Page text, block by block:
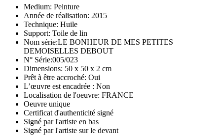
Medium: Peinture
Année de réalisation: 2015
Technique: Huile
Support: Toile de lin
Nom série:LE BONHEUR DE MES PETITES
DEMOISELLES DEBOUT
N° Série:005/023
Dimensions: 50 x 50 x 2 cm
Prêt à être accroché: Oui
L’œuvre est encadrée : Non
Localisation de l'oeuvre: FRANCE
Oeuvre unique
Certificat d'authenticité signé
Signé par l'artiste en bas
Signé par l'artiste sur le devant